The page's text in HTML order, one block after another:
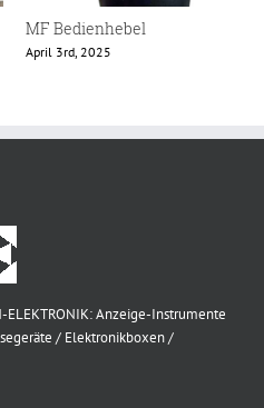
MF Bedienhebel
April 3rd, 2025
ELEKTRONIK: Anzeige-Instrumente
/ Elektronikboxen /